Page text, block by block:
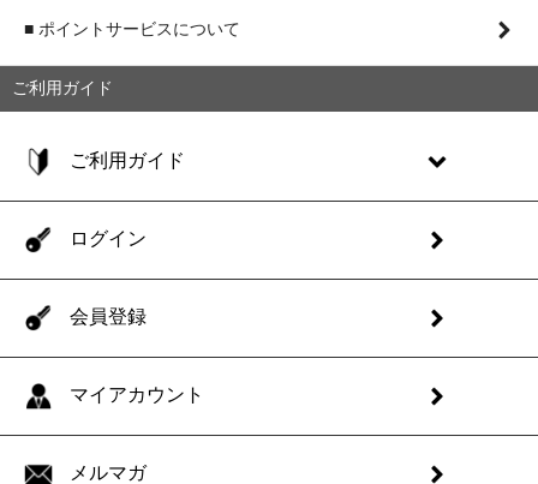
■ ポイントサービスについて
ご利用ガイド
ご利用ガイド
ログイン
会員登録
マイアカウント
メルマガ